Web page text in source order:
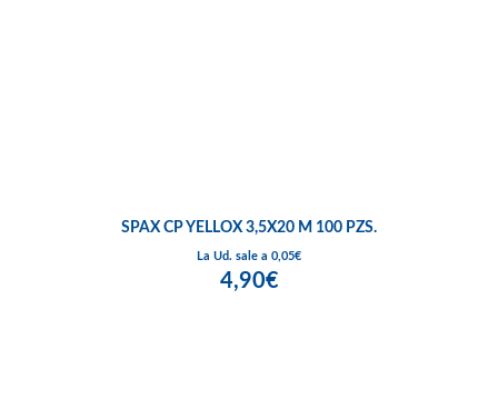
SPAX CP YELLOX 3,5X20 M 100 PZS.
La Ud. sale a 0,05€
4,90€